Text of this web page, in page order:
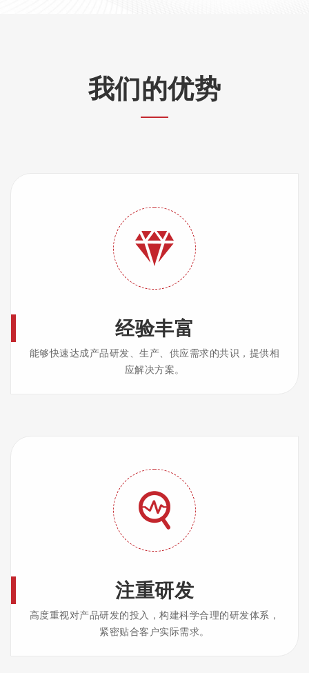
我们的优势
经验丰富
能够快速达成产品研发、生产、供应需求的共识，提供相
应解决方案。
注重研发
高度重视对产品研发的投入，构建科学合理的研发体系，
紧密贴合客户实际需求。